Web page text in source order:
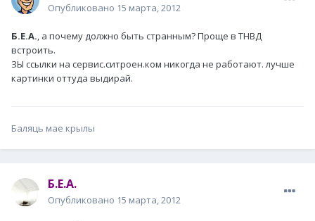
Опубликовано 15 марта, 2012
Б.Е.А., а почему должно быть странным? Проще в ТНВД
встроить.
ЗЫ ссылки на сервис.ситроен.ком никогда не работают. лучше
картинки оттуда выдирай.
Баляць мае крылы
Б.Е.А.
Опубликовано 15 марта, 2012